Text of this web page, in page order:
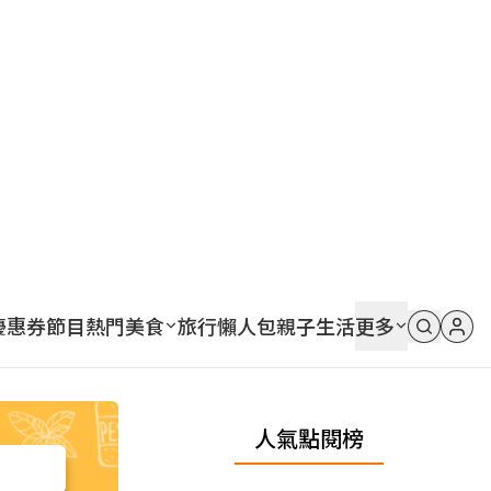
惠券節目熱門美食 旅行懶人包親子生活更多
人氣點閱榜